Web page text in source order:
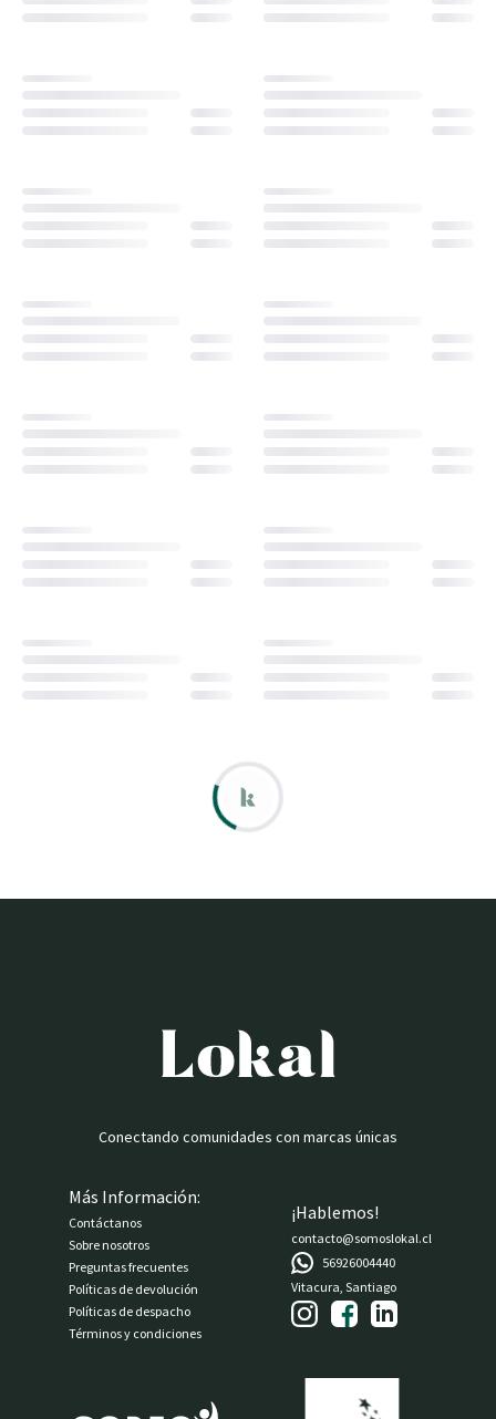
Más Información:
Contáctanos
Sobre nosotros
Preguntas frecuentes
Políticas de devolución
Políticas de despacho
Términos y condiciones
Conectando comunidades con marcas únicas
¡Hablemos!
contacto@somoslokal.cl
56926004440
Vitacura, Santiago